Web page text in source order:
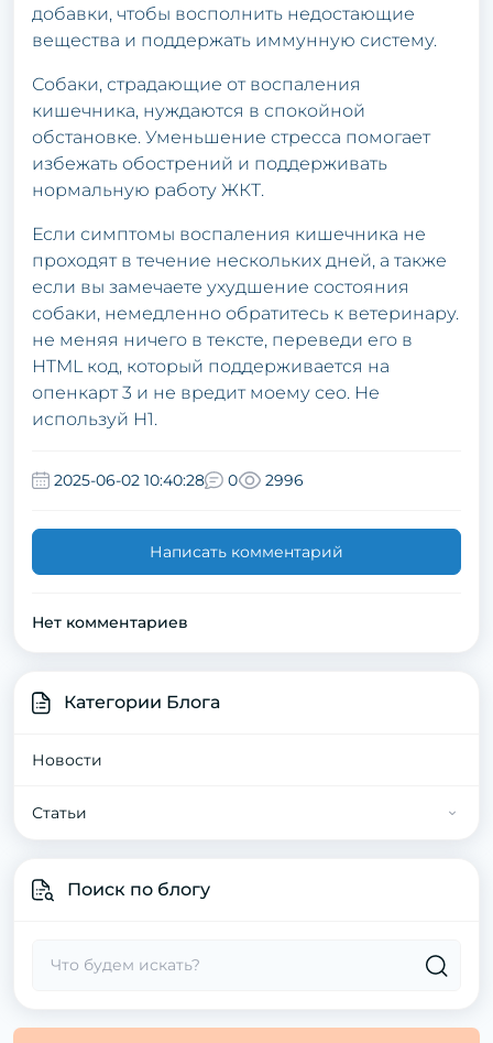
добавки, чтобы восполнить недостающие
вещества и поддержать иммунную систему.
Собаки, страдающие от воспаления
кишечника, нуждаются в спокойной
обстановке. Уменьшение стресса помогает
избежать обострений и поддерживать
нормальную работу ЖКТ.
Если симптомы воспаления кишечника не
проходят в течение нескольких дней, а также
если вы замечаете ухудшение состояния
собаки, немедленно обратитесь к ветеринару.
не меняя ничего в тексте, переведи его в
HTML код, который поддерживается на
опенкарт 3 и не вредит моему сео. Не
используй Н1.
2025-06-02 10:40:28 0 2996
Написать комментарий
Нет комментариев
Категории Блога
Новости
Статьи
Поиск по блогу